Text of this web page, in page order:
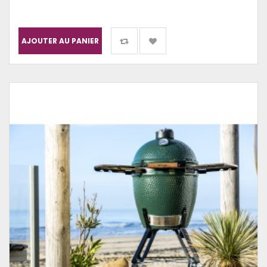
AJOUTER AU PANIER